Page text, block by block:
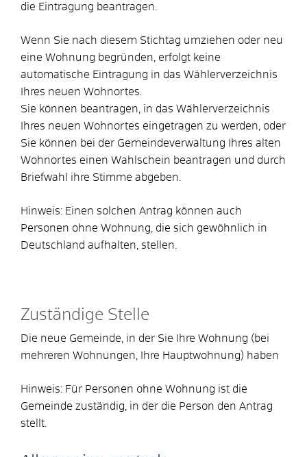
die Eintragung beantragen.
Wenn Sie nach diesem Stichtag umziehen oder neu
eine Wohnung begründen, erfolgt keine
automatische Eintragung in das Wählerverzeichnis
Ihres neuen Wohnortes.
Sie können beantragen, in das Wählerverzeichnis
Ihres neuen Wohnortes eingetragen zu werden, oder
Sie können bei der Gemeindeverwaltung Ihres alten
Wohnortes einen Wahlschein beantragen und durch
Briefwahl ihre Stimme abgeben.
Hinweis: Einen solchen Antrag können auch
Personen ohne Wohnung, die sich gewöhnlich in
Deutschland aufhalten, stellen.
Zuständige Stelle
Die neue Gemeinde, in der Sie Ihre Wohnung (bei
mehreren Wohnungen, Ihre Hauptwohnung) haben
Hinweis: Für Personen ohne Wohnung ist die
Gemeinde zuständig, in der die Person den Antrag
stellt.